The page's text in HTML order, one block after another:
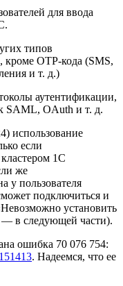
для ввода
типов
OTP‑кода (SMS,
и т. д.)
аутентификации,
SAML, OAuth и т. д.
использование
если
1С
же
у пользователя
подключиться и
установить
— в следующей части).
ошибка 70 076 754:
. Надеемся, что ее